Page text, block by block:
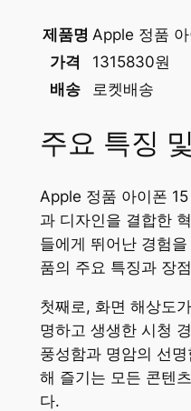
제품명 Apple 정품
가격
1315830원
배송
로켓배송
주요 특징
Apple 정품 아이폰
과 디자인을 결합한
들에게 뛰어난 경험
품의 주요 특징과 장
첫째로, 화면 해상도
명하고 생생한 시청
풍성함과 명암의 선
해 즐기는 모든 콘텐
다.